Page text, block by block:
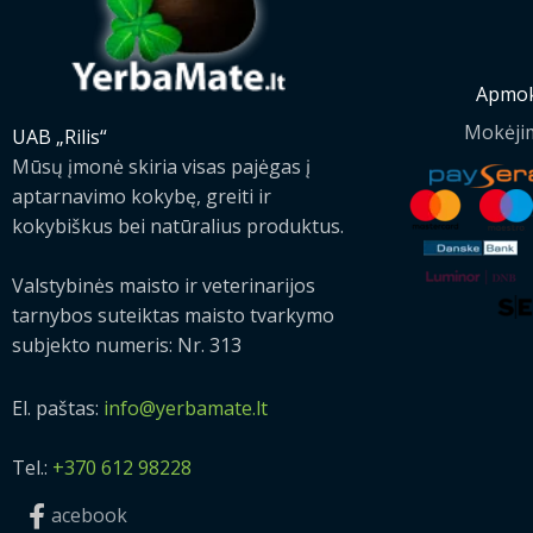
UAB „Rilis“
Mūsų įmonė skiria visas pajėgas į
aptarnavimo kokybę, greiti ir
kokybiškus bei natūralius produktus.
Valstybinės maisto ir veterinarijos
tarnybos suteiktas maisto tvarkymo
subjekto numeris: Nr. 313
El. paštas: info@yerbamate.lt
Tel.: +370 612 98228
acebook